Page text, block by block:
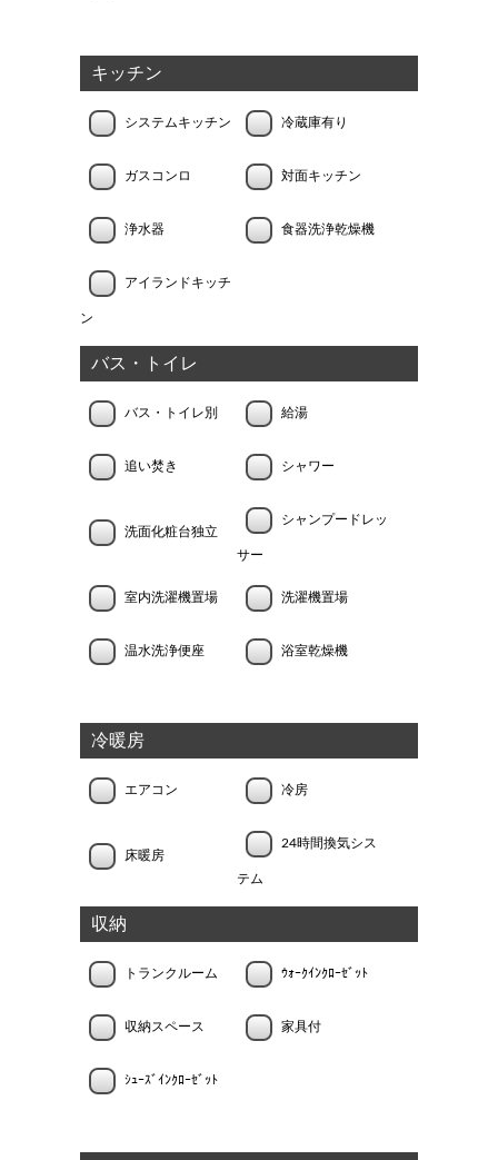
キッチン
システムキッチン 冷蔵庫有り
ガスコンロ 対面キッチン
浄水器 食器洗浄乾燥機
アイランドキッチ
ン
バス・トイレ
バス・トイレ別 給湯
追い焚き シャワー
洗面化粧台独立
シャンプードレッ
サー
室内洗濯機置場 洗濯機置場
温水洗浄便座 浴室乾燥機
冷暖房
エアコン 冷房
床暖房
24時間換気シス
テム
収納
トランクルーム ｳｫｰｸｲﾝｸﾛｰｾﾞｯﾄ
収納スペース 家具付
ｼｭｰｽﾞｲﾝｸﾛｰｾﾞｯﾄ